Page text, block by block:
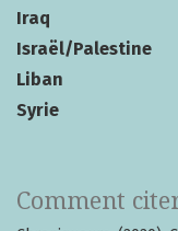
Comment
Iraq
Israël/Palestine
Liban
Syrie